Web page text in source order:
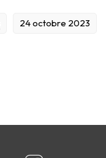
24 octobre 2023